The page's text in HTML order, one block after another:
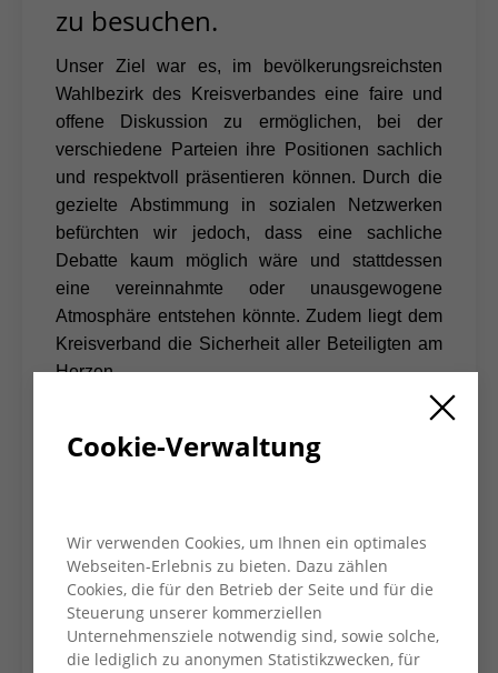
zu besuchen.
Unser Ziel war es, im bevölkerungsreichsten
Wahlbezirk des Kreisverbandes eine faire und
offene Diskussion zu ermöglichen, bei der
verschiedene Parteien ihre Positionen sachlich
und respektvoll präsentieren können. Durch die
gezielte Abstimmung in sozialen Netzwerken
befürchten wir jedoch, dass eine sachliche
Debatte kaum möglich wäre und stattdessen
eine vereinnahmte oder unausgewogene
Atmosphäre entstehen könnte. Zudem liegt dem
Kreisverband die Sicherheit aller Beteiligten am
Herzen.
Schutz des demokratischen Diskurses
Demokratie, Vielfalt und eine offene
Debattenkultur ein. Doch eine
Podiumsdiskussion kann nur dann ihren Zweck
erfüllen, wenn alle Beteiligten die Möglichkeit
haben, ihre Standpunkte gleichberechtigt und
Cookie-Verwaltung
Wir verwenden Cookies, um Ihnen ein optimales
Webseiten-Erlebnis zu bieten. Dazu zählen
Cookies, die für den Betrieb der Seite und für die
Steuerung unserer kommerziellen
Unternehmensziele notwendig sind, sowie solche,
die lediglich zu anonymen Statistikzwecken, für